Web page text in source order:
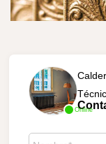
Online